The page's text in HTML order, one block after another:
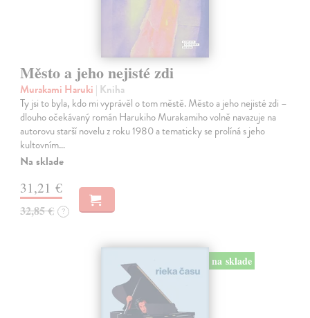
Město a jeho nejisté zdi
Murakami Haruki | Kniha
Ty jsi to byla, kdo mi vyprávěl o tom městě. Město a jeho nejisté zdi –
dlouho očekávaný román Harukiho Murakamiho volně navazuje na
autorovu starší novelu z roku 1980 a tematicky se prolíná s jeho
kultovním…
Na sklade
31,21 €
32,85 € ?
na sklade